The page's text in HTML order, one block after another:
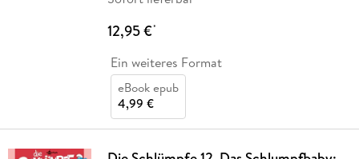
12,95 €*
Ein weiteres Format
eBook epub
4,99 €